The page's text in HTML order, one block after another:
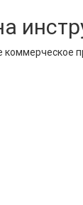
коммерческое